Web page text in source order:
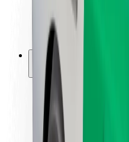
Média
Urban Fund
Biztonság
Utasbiztonság
Sofőr biztonság
E-roller biztonság